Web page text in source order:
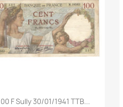
Aperçu rapide
F Sully 30/01/1941 TTB...